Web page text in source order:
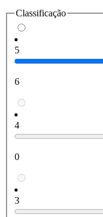
Classificação
5
6
4
0
3